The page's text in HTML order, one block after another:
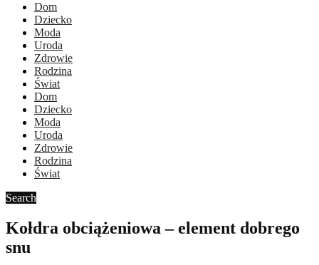
Dom
Dziecko
Moda
Uroda
Zdrowie
Rodzina
Świat
Dom
Dziecko
Moda
Uroda
Zdrowie
Rodzina
Świat
Search
Kołdra obciążeniowa – element dobrego
snu